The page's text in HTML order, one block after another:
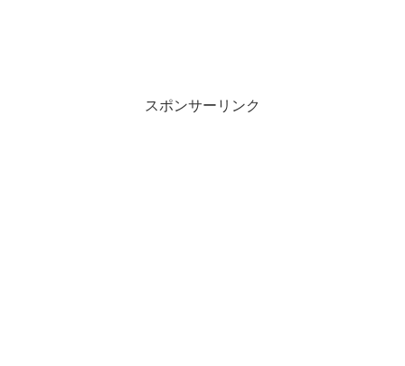
スポンサーリンク